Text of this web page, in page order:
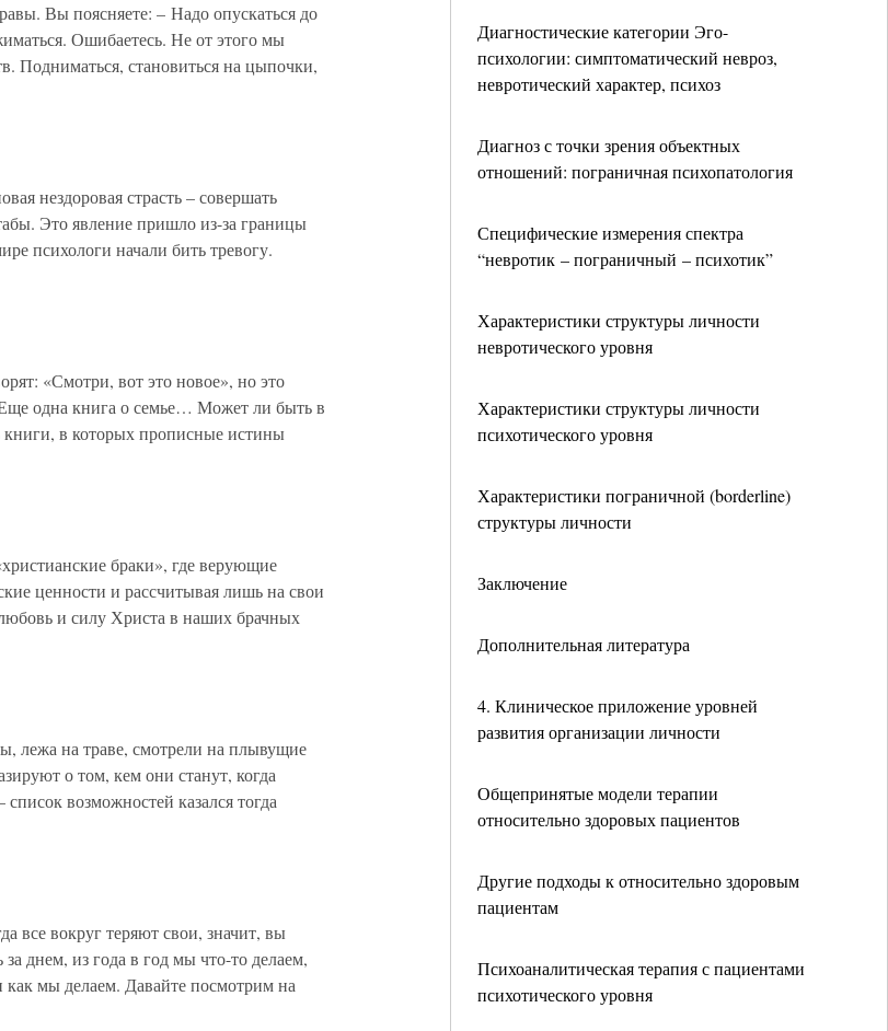
Диагностические категории Эго-
психологии: симптоматический невроз,
невротический характер, психоз
Диагноз с точки зрения объектных
отношений: пограничная психопатология
Специфические измерения спектра
“невротик – пограничный – психотик”
Характеристики структуры личности
невротического уровня
Характеристики структуры личности
психотического уровня
Характеристики пограничной (borderline)
структуры личности
Заключение
Дополнительная литература
4. Клиническое приложение уровней
развития организации личности
Общепринятые модели терапии
относительно здоровых пациентов
Другие подходы к относительно здоровым
пациентам
Психоаналитическая терапия с пациентами
психотического уровня
Вы поясняете: – Надо опускаться до
Ошибаетесь. Не от этого мы
Подниматься, становиться на цыпочки,
нездоровая страсть – совершать
Это явление пришло из-за границы
психологи начали бить тревогу.
«Смотри, вот это новое», но это
одна книга о семье… Может ли быть в
книги, в которых прописные истины
браки», где верующие
ценности и рассчитывая лишь на свои
и силу Христа в наших брачных
лежа на траве, смотрели на плывущие
о том, кем они станут, когда
возможностей казался тогда
все вокруг теряют свои, значит, вы
днем, из года в год мы что-то делаем,
мы делаем. Давайте посмотрим на